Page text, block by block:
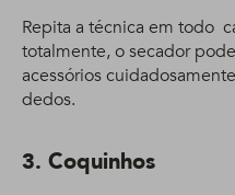
Repita a técnica em todo
totalmente, o secador
acessórios
dedos.
3. Coquinhos